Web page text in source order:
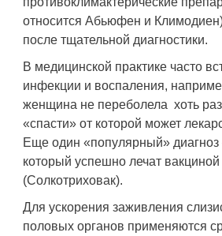
относится Абьюфен и
после тщательной диагностики.
В медицинской практике часто
инфекции и воспаления,
женщина не переболела хоть
«спасти» от которой может
Еще один «популярный» диагноз
который успешно лечат вакциной
(Солкотриховак).
Для ускорения заживления
половых органов применяются